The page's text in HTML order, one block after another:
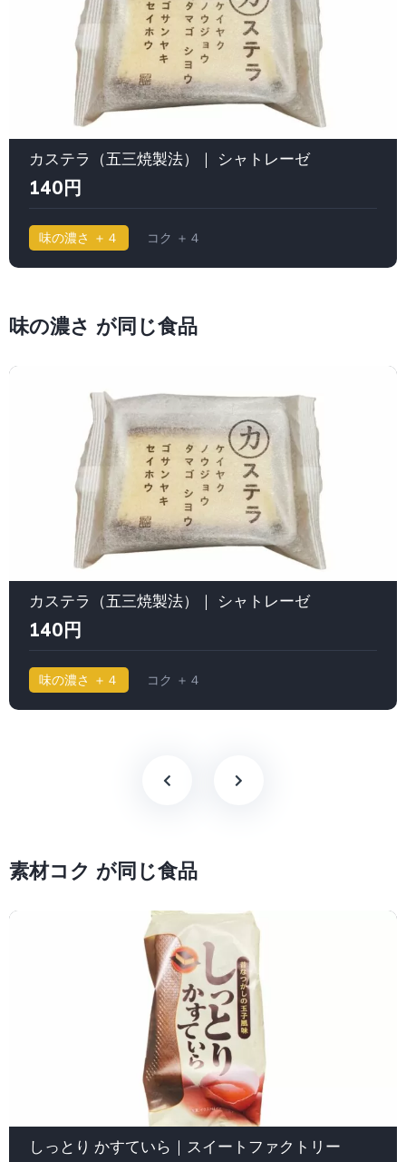
カステラ（五三焼製法）｜ シャトレーゼ
140円
味の濃さ ＋４ コク ＋４
味の濃さ が同じ食品
カステラ（五三焼製法）｜ シャトレーゼ
140円
味の濃さ ＋４ コク ＋４
素材コク が同じ食品
しっとり かすていら｜スイートファクトリー